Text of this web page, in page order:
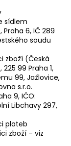
sídlem
6, IČ 289
soudu
zboží (Česká
99 Praha 1,
99, Jažlovice,
s.r.o.
9, IČO:
Libchavy 297,
plateb
zboží – viz